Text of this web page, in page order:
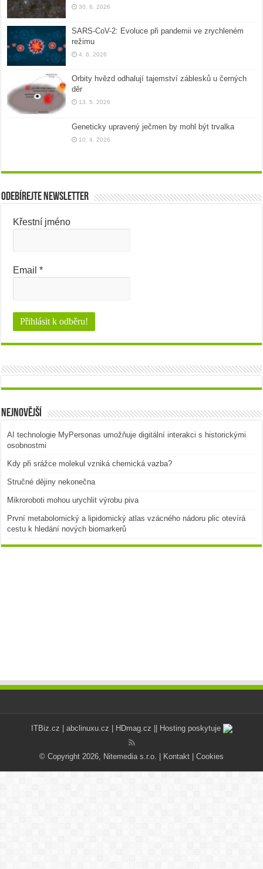
30. 6. 2026
SARS-CoV-2: Evoluce při pandemii ve zrychleném
režimu
4. 6. 2026
Orbity hvězd odhalují tajemství záblesků u černých
děr
13. 5. 2026
Geneticky upravený ječmen by mohl být trvalka
10. 4. 2026
Odebírejte newsletter
Křestní jméno
Email*
Nejnovější
AI technologie MyPersonas umožňuje digitální interakci s historickými
osobnostmi
Kdy při srážce molekul vzniká chemická vazba?
Stručné dějiny nekonečna
Mikroroboti mohou urychlit výrobu piva
První metabolomický a lipidomický atlas vzácného nádoru plic otevírá
cestu k hledání nových biomarkerů
ITBiz.cz | abclinuxu.cz | HDmag.cz || Hosting poskytuje
© Copyright 2026, Nitemedia s.r.o. | Kontakt | Cookies